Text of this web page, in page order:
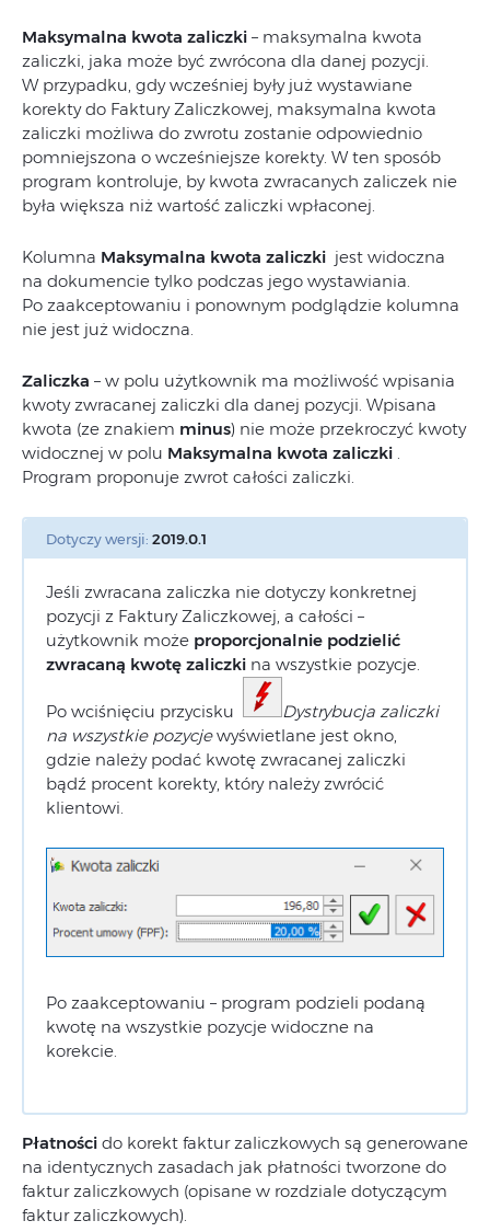
Maksymalna kwota zaliczki – maksymalna kwota
zaliczki, jaka może być zwrócona dla danej pozycji.
W przypadku, gdy wcześniej były już wystawiane
korekty do Faktury Zaliczkowej, maksymalna kwota
zaliczki możliwa do zwrotu zostanie odpowiednio
pomniejszona o wcześniejsze korekty. W ten sposób
program kontroluje, by kwota zwracanych zaliczek nie
była większa niż wartość zaliczki wpłaconej.
Kolumna Maksymalna kwota zaliczki jest widoczna
na dokumencie tylko podczas jego wystawiania.
Po zaakceptowaniu i ponownym podglądzie kolumna
nie jest już widoczna.
Zaliczka – w polu użytkownik ma możliwość wpisania
kwoty zwracanej zaliczki dla danej pozycji. Wpisana
kwota (ze znakiem minus) nie może przekroczyć kwoty
widocznej w polu Maksymalna kwota zaliczki
Program proponuje zwrot całości zaliczki.
Dotyczy wersji: 2019.0.1
Jeśli zwracana zaliczka nie dotyczy konkretnej
pozycji z Faktury Zaliczkowej, a całości –
użytkownik może proporcjonalnie podzielić
zwracaną kwotę zaliczki na wszystkie pozycje.
Po wciśnięciu przycisku
Dystrybucja zaliczki
na wszystkie pozycjewyświetlane jest okno,
gdzie należy podać kwotę zwracanej zaliczki
bądź procent korekty, który należy zwrócić
klientowi.
Po zaakceptowaniu – program podzieli podaną
kwotę na wszystkie pozycje widoczne na
korekcie.
Płatności do korekt faktur zaliczkowych są generowane
na identycznych zasadach jak płatności tworzone do
faktur zaliczkowych (opisane w rozdziale dotyczącym
faktur zaliczkowych).